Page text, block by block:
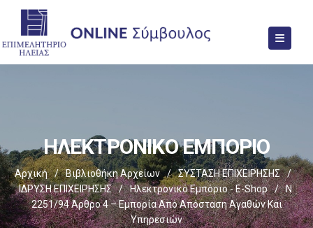
ΗΛΕΚΤΡΟΝΙΚΟ ΕΜΠΟΡΙΟ
Αρχική / Βιβλιοθήκη Αρχείων / ΣΥΣΤΑΣΗ ΕΠΙΧΕΙΡΗΣΗΣ
/
ΙΔΡΥΣΗ ΕΠΙΧΕΙΡΗΣΗΣ
/ Ηλεκτρονικό Εμπόριο - E-Shop /
Ν.
2251/94 Άρθρο 4 – Εμπορία Από Απόσταση Αγαθών Και
Υπηρεσιών